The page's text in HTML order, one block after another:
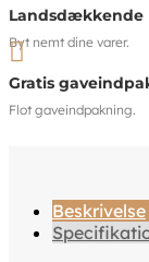
Landsdækkende
Byt nemt dine varer.

Gratis
Flot gaveindpakning.
Beskrivelse